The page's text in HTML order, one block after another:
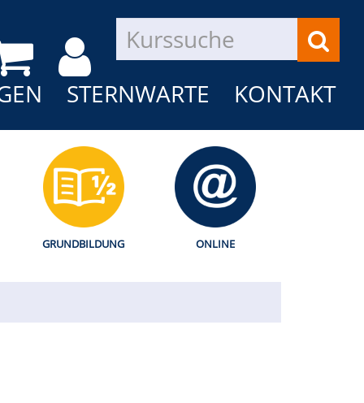
STERNWARTE KONTAKT
GRUNDBILDUNG ONLINE